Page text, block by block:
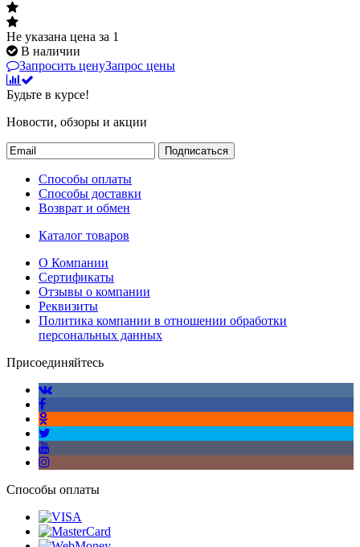
Не указана цена за 1
В наличии
Запросить ценуЗапрос цены
Будьте в курсе!
Новости, обзоры и акции
Подписаться
Способы оплаты
Способы доставки
Возврат и обмен
Каталог товаров
О Компании
Сертификаты
Отзывы о компании
Реквизиты
Политика компании в отношении обработки
персональных данных
Присоединяйтесь
Способы оплаты